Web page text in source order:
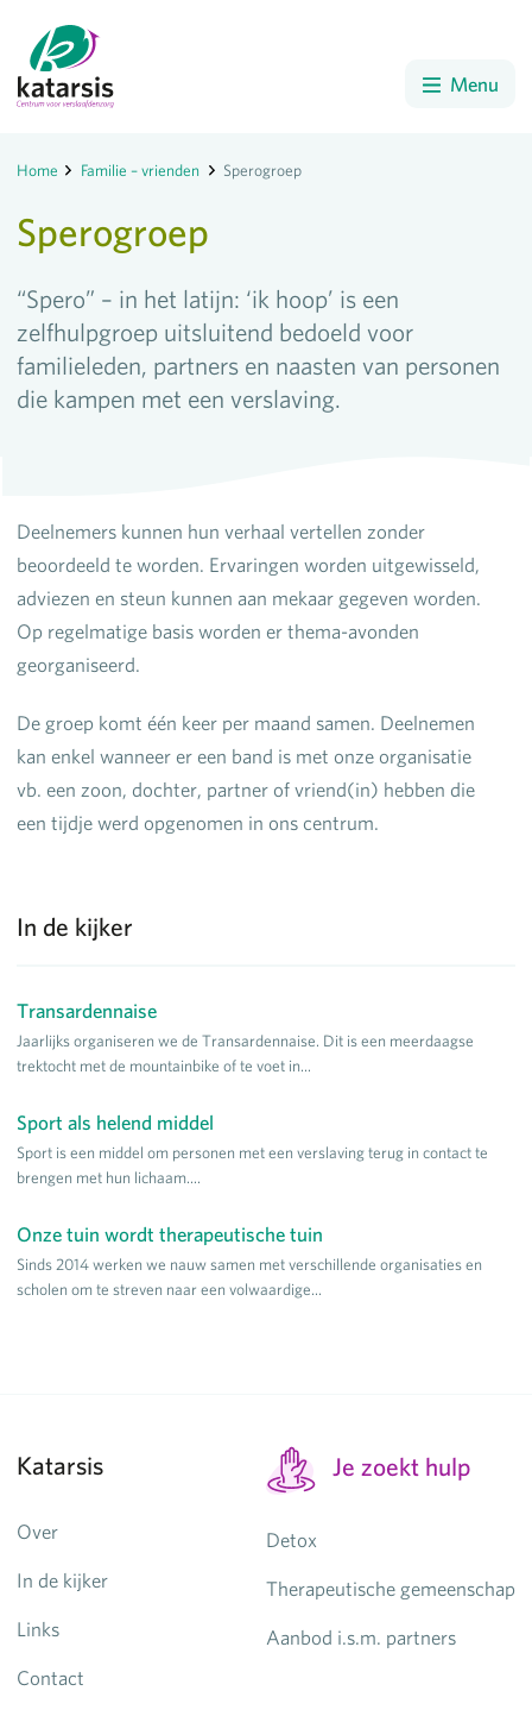
Menu
Home Familie – vrienden Sperogroep
Sperogroep
“Spero” – in het latijn: ‘ik hoop’ is een
zelfhulpgroep uitsluitend bedoeld voor
familieleden, partners en naasten van personen
die kampen met een verslaving.
Deelnemers kunnen hun verhaal vertellen zonder
beoordeeld te worden. Ervaringen worden uitgewisseld,
adviezen en steun kunnen aan mekaar gegeven worden.
Op regelmatige basis worden er thema-avonden
georganiseerd.
De groep komt één keer per maand samen. Deelnemen
kan enkel wanneer er een band is met onze organisatie
vb. een zoon, dochter, partner of vriend(in) hebben die
een tijdje werd opgenomen in ons centrum.
In de kijker
Transardennaise
Jaarlijks organiseren we de Transardennaise. Dit is een meerdaagse
trektocht met de mountainbike of te voet in...
Sport als helend middel
Sport is een middel om personen met een verslaving terug in contact te
brengen met hun lichaam....
Onze tuin wordt therapeutische tuin
Sinds 2014 werken we nauw samen met verschillende organisaties en
scholen om te streven naar een volwaardige...
Katarsis
Over
In de kijker
Links
Contact
Je zoekt hulp
Detox
Therapeutische gemeenschap
Aanbod i.s.m. partners